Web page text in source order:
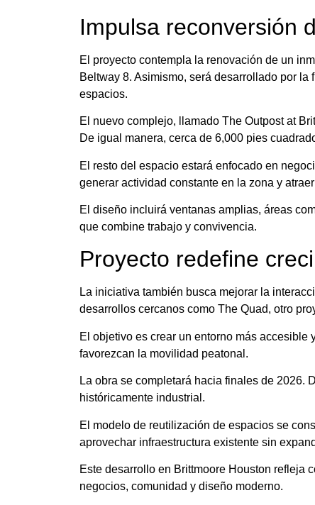
Impulsa reconversión
El proyecto contempla la renovación de un
Beltway 8. Asimismo, será desarrollado por
espacios.
El nuevo complejo, llamado The Outpost at
De igual manera, cerca de 6,000 pies
El resto del espacio estará enfocado en
generar actividad constante en la zona y
El diseño incluirá ventanas amplias, áreas
que combine trabajo y convivencia.
Proyecto redefine
La iniciativa también busca mejorar la
desarrollos cercanos como The Quad, otro
El objetivo es crear un entorno más
favorezcan la movilidad peatonal.
La obra se completará hacia finales de 2026.
históricamente industrial.
El modelo de reutilización de espacios se
aprovechar infraestructura existente sin
Este desarrollo en Brittmoore Houston refleja
negocios, comunidad y diseño moderno.